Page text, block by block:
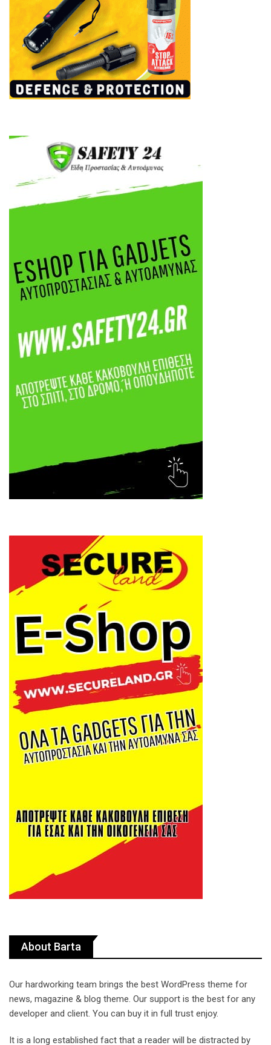
About Barta
Our hardworking team brings the best WordPress theme for
news, magazine & blog theme. Our support is the best for any
developer and client. You can buy it in full trust enjoy.
It is a long established fact that a reader will be distracted by